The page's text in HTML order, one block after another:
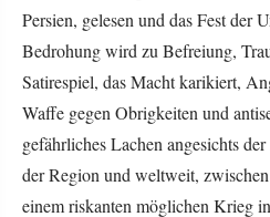
Persien, gelesen und das Fest der
Bedrohung wird zu Befreiung,
Satirespiel, das Macht karikiert,
Waffe gegen Obrigkeiten und
gefährliches Lachen angesichts
der Region und weltweit,
einem riskanten möglichen Krieg